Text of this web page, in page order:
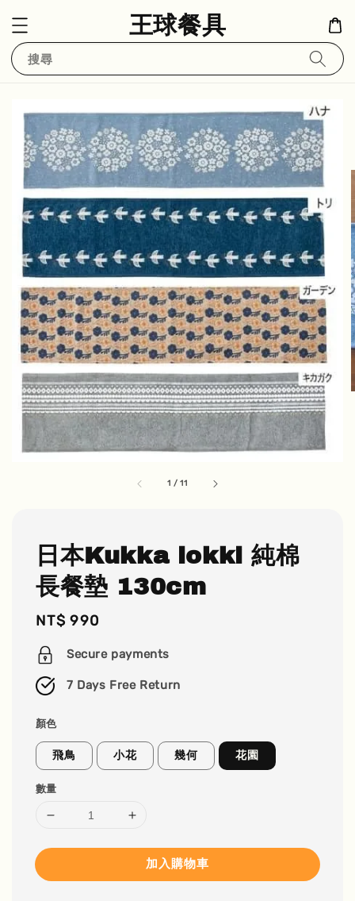
王球餐具
搜尋
1 /11
日本Kukka lokki 純棉
長餐墊 130cm
Regular
price
NT$ 990
Secure payments
7 Days Free Return
顏色
飛鳥 小花 幾何 花園
數量
加入購物車